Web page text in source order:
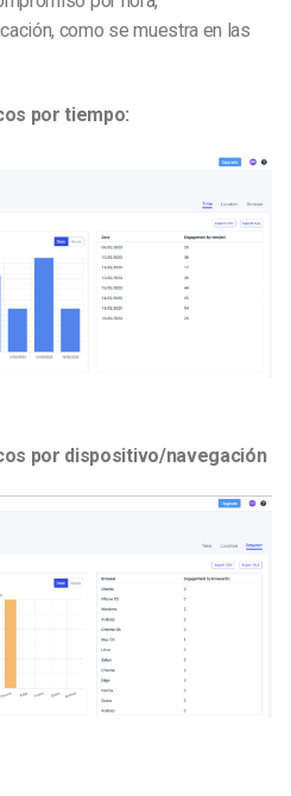
como se muestra en las
por tiempo:
por dispositivo/navegación